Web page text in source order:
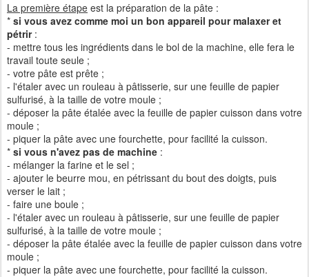
La première étape est la préparation de la pâte :
* si vous avez comme moi un bon appareil pour malaxer et
pétrir:
- mettre tous les ingrédients dans le bol de la machine, elle fera le
travail toute seule ;
- votre pâte est prête ;
- l'étaler avec un rouleau à pâtisserie, sur une feuille de papier
sulfurisé, à la taille de votre moule ;
- déposer la pâte étalée avec la feuille de papier cuisson dans votre
moule ;
- piquer la pâte avec une fourchette, pour facilité la cuisson.
* si vous n'avez pas de machine :
- mélanger la farine et le sel ;
- ajouter le beurre mou, en pétrissant du bout des doigts, puis
verser le lait ;
- faire une boule ;
- l'étaler avec un rouleau à pâtisserie, sur une feuille de papier
sulfurisé, à la taille de votre moule ;
- déposer la pâte étalée avec la feuille de papier cuisson dans votre
moule ;
- piquer la pâte avec une fourchette, pour facilité la cuisson.